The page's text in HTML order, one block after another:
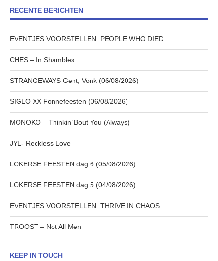
RECENTE BERICHTEN
EVENTJES VOORSTELLEN: PEOPLE WHO DIED
CHES – In Shambles
STRANGEWAYS Gent, Vonk (06/08/2026)
SIGLO XX Fonnefeesten (06/08/2026)
MONOKO – Thinkin’ Bout You (Always)
JYL- Reckless Love
LOKERSE FEESTEN dag 6 (05/08/2026)
LOKERSE FEESTEN dag 5 (04/08/2026)
EVENTJES VOORSTELLEN: THRIVE IN CHAOS
TROOST – Not All Men
KEEP IN TOUCH